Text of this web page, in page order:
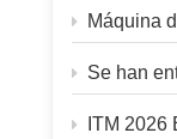
Máquina de
Se han entregado
ITM 2026 Estambul: Montaje